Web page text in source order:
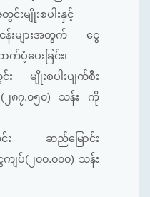
းမျိုးစပါးနှင့်
ငန်းများအတွက် ငွေ
ပံ့ပေးခြင်း၊
မျိုးစပါးပျက်စီး
၂၈၇.၀၅၀) သန်း ကို
င်း ဆည်မြောင်း
ပ်(၂၀၀.၀၀၀) သန်း